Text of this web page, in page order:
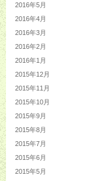
2016年5月
2016年4月
2016年3月
2016年2月
2016年1月
2015年12月
2015年11月
2015年10月
2015年9月
2015年8月
2015年7月
2015年6月
2015年5月